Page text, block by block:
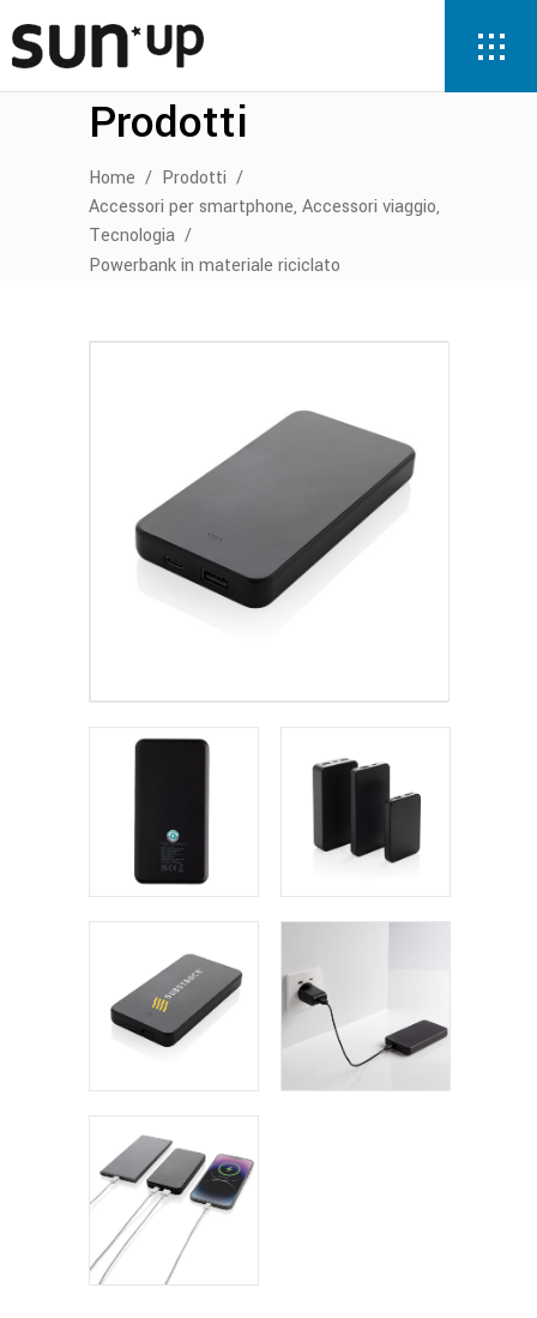
Prodotti
Home / Prodotti /
Accessori per smartphone, Accessori viaggio,
Tecnologia /
Powerbank in materiale riciclato